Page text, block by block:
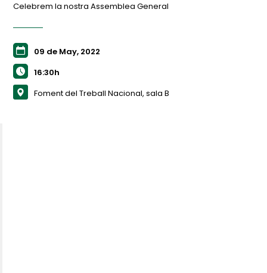
Celebrem la nostra Assemblea General
09 de May, 2022
16:30h
Foment del Treball Nacional, sala B